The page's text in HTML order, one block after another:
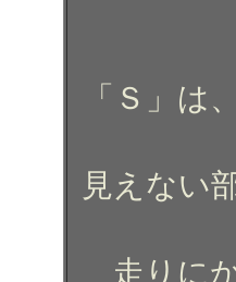
「Ｓ」は
見えない
走りに